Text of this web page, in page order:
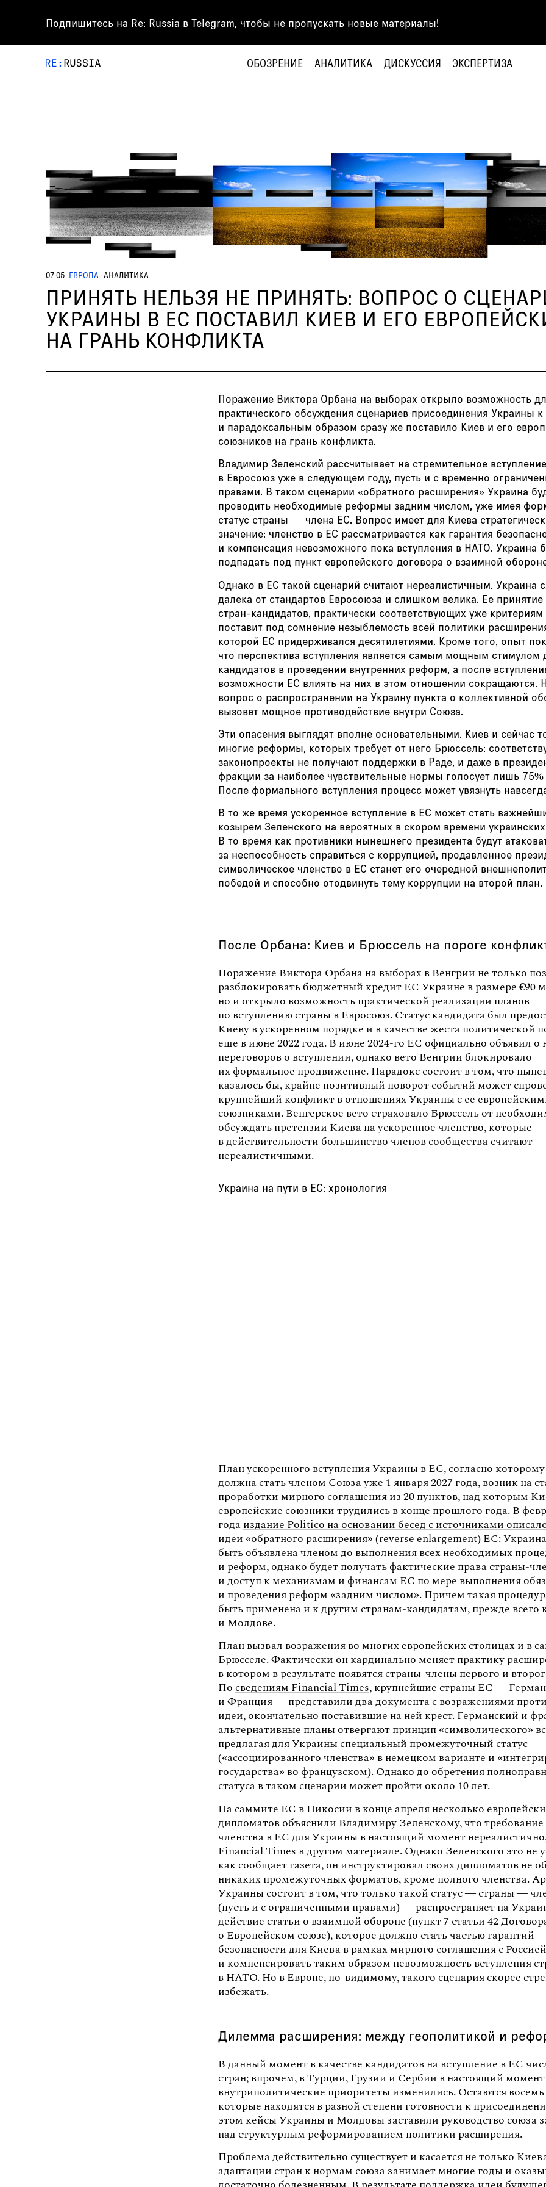
Подпишитесь на Re: Russia в Telegram, чтобы не пропускать новые материалы!
ОБОЗРЕНИЕ АНАЛИТИКА ДИСКУССИЯ ЭКСПЕРТИЗА
07.05 ЕВРОПА АНАЛИТИКА
ПРИНЯТЬ НЕЛЬЗЯ НЕ ПРИНЯТЬ: ВОПРОС О
УКРАИНЫ В ЕС ПОСТАВИЛ КИЕВ И ЕГО
НА ГРАНЬ КОНФЛИКТА
Поражение Виктора Орбана на выборах открыло возможность
практического обсуждения сценариев присоединения Украины к
и парадоксальным образом сразу же поставило Киев и его
союзников на грань конфликта.
Владимир Зеленский рассчитывает на стремительное
в Евросоюз уже в следующем году, пусть и с временно
правами. В таком сценарии «обратного расширения» Украина
проводить необходимые реформы задним числом, уже имея
статус страны — члена ЕС. Вопрос имеет для Киева
значение: членство в ЕС рассматривается как гарантия
и компенсация невозможного пока вступления в НАТО. Украина
подпадать под пункт европейского договора о взаимной
Однако в ЕС такой сценарий считают нереалистичным. Украина
далека от стандартов Евросоюза и слишком велика. Ее
стран-кандидатов, практически соответствующих уже критериям
поставит под сомнение незыблемость всей политики
которой ЕС придерживался десятилетиями. Кроме того, опыт
что перспектива вступления является самым мощным стимулом
кандидатов в проведении внутренних реформ, а после
возможности ЕС влиять на них в этом отношении сокращаются.
вопрос о распространении на Украину пункта о коллективной
вызовет мощное противодействие внутри Союза.
Эти опасения выглядят вполне основательными. Киев и сейчас
многие реформы, которых требует от него Брюссель:
законопроекты не получают поддержки в Раде, и даже в
фракции за наиболее чувствительные нормы голосует лишь 75%
После формального вступления процесс может увязнуть
В то же время ускоренное вступление в ЕС может стать
козырем Зеленского на вероятных в скором времени
В то время как противники нынешнего президента будут
за неспособность справиться с коррупцией, продавленное
символическое членство в ЕС станет его очередной
победой и способно отодвинуть тему коррупции на второй план.
После Орбана: Киев и Брюссель на пороге
Поражение Виктора Орбана на выборах в Венгрии не только
разблокировать бюджетный кредит ЕС Украине в размере €90
но и открыло возможность практической реализации планов
по вступлению страны в Евросоюз. Статус кандидата был
Киеву в ускоренном порядке и в качестве жеста политической
еще в июне 2022 года. В июне 2024-го ЕС официально объявил о
переговоров о вступлении, однако вето Венгрии блокировало
их формальное продвижение. Парадокс состоит в том, что
казалось бы, крайне позитивный поворот событий может
крупнейший конфликт в отношениях Украины с ее
союзниками. Венгерское вето страховало Брюссель от
обсуждать претензии Киева на ускоренное членство, которые
в действительности большинство членов сообщества считают
нереалистичными.
Украина на пути в ЕС: хронология
План ускоренного вступления Украины в ЕС, согласно
должна стать членом Союза уже 1 января 2027 года, возник на
проработки мирного соглашения из 20 пунктов, над которым
европейские союзники трудились в конце прошлого года. В
годаиздание Politico на основании бесед с источниками
идеи «обратного расширения» (reverse enlargement) ЕС:
быть объявлена членом до выполнения всех необходимых
и реформ, однако будет получать фактические права страны-
и доступ к механизмам и финансам ЕС по мере выполнения
и проведения реформ «задним числом». Причем такая
быть применена и к другим странам-кандидатам, прежде всего
и Молдове.
План вызвал возражения во многих европейских столицах и в
Брюсселе. Фактически он кардинально меняет практику
в котором в результате появятся страны-члены первого и
Посведениям Financial Times, крупнейшие страны ЕС —
и Франция — представили два документа с возражениями
идеи, окончательно поставившие на ней крест. Германский и
альтернативные планы отвергают принцип «символического»
предлагая для Украины специальный промежуточный статус
(«ассоциированного членства» в немецком варианте и
государства» во французском). Однако до обретения
статуса в таком сценарии может пройти около 10 лет.
На саммите ЕС в Никосии в конце апреля несколько
дипломатов объяснили Владимиру Зеленскому, что требование
членства в ЕС для Украины в настоящий момент
Financial Times в другом материале. Однако Зеленского это не
как сообщает газета, он инструктировал своих дипломатов не
никаких промежуточных форматов, кроме полного членства.
Украины состоит в том, что только такой статус — страны —
(пусть и с ограниченными правами) — распространяет на
действие статьи о взаимной обороне (пункт 7 статьи 42
о Европейском союзе), которое должно стать частью гарантий
безопасности для Киева в рамках мирного соглашения с Россией
и компенсировать таким образом невозможность вступления
в НАТО. Но в Европе, по-видимому, такого сценария скорее
избежать.
Дилемма расширения: между геополитикой и
В данный момент в качестве кандидатов на вступление в ЕС
стран; впрочем, в Турции, Грузии и Сербии в настоящий момент
внутриполитические приоритеты изменились. Остаются восемь
которые находятся в разной степени готовности к
этом кейсы Украины и Молдовы заставили руководство союза
над структурным реформированием политики расширения.
Проблема действительно существует и касается не только
адаптации стран к нормам союза занимает многие годы и